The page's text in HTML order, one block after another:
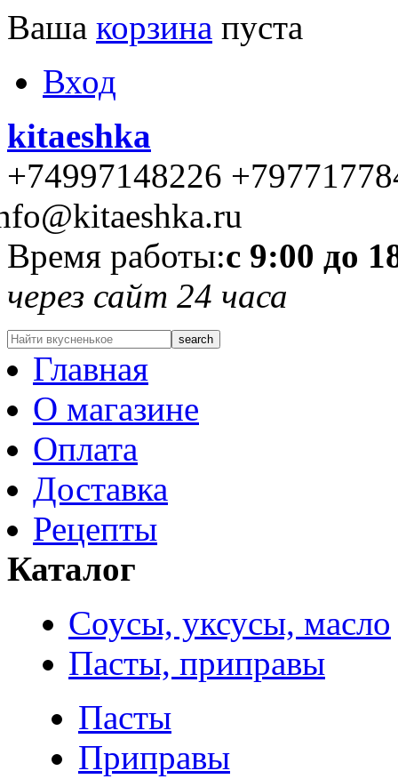
Ваша корзина пуста
Вход
kitaeshka
+74997148226
Время работы:с 9:00 до
через сайт 24 часа
Главная
О магазине
Оплата
Доставка
Рецепты
Каталог
Соусы, уксусы, масло
Пасты, приправы
Пасты
Приправы